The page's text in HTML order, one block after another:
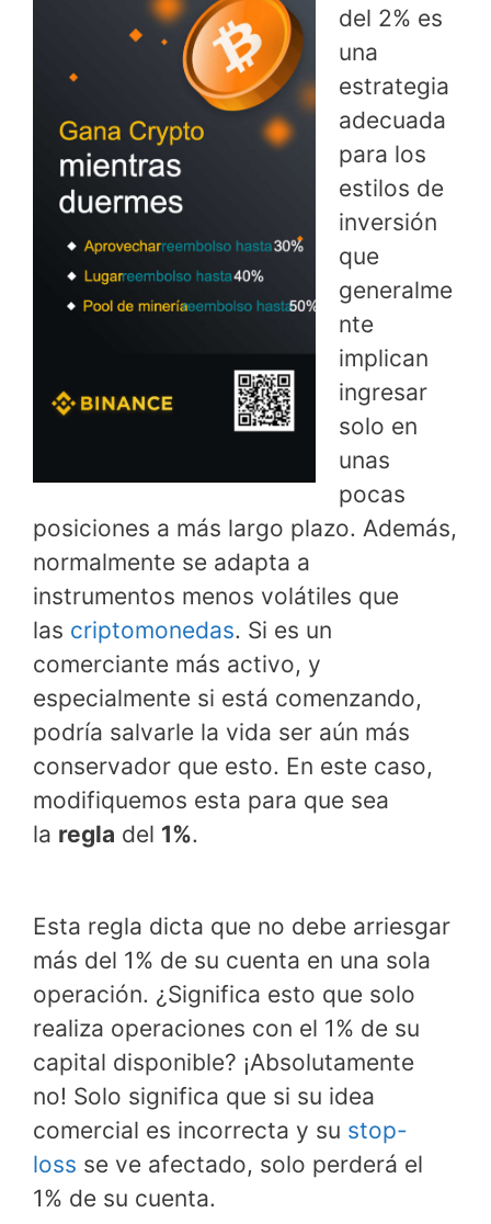
del 2% es
una
estrategia
adecuada
para los
estilos de
inversión
que
generalme
nte
implican
ingresar
solo en
unas
pocas
posiciones a más largo plazo. Además,
normalmente se adapta a
instrumentos menos volátiles que
las criptomonedas. Si es un
comerciante más activo, y
especialmente si está comenzando,
podría salvarle la vida ser aún más
conservador que esto. En este caso,
modifiquemos esta para que sea
la regla del 1%.
Esta regla dicta que no debe arriesgar
más del 1% de su cuenta en una sola
operación. ¿Significa esto que solo
realiza operaciones con el 1% de su
capital disponible? ¡Absolutamente
no! Solo significa que si su idea
comercial es incorrecta y su stop-
loss se ve afectado, solo perderá el
1% de su cuenta.